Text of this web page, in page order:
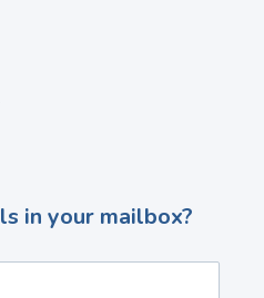
in your mailbox?